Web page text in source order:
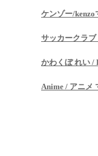
ケンゾー/kenzo
サッカークラブ
かわくぼ れい /
Anime / アニメ